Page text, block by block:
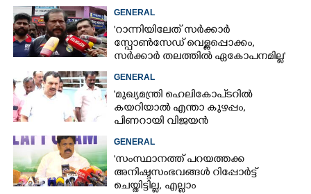
GENERAL
'റാന്നിയിലേത് സർക്കാർ
സ്പോൺസേഡ് വെള്ളപ്പൊക്കം,
സർക്കാർ തലത്തിൽ ഏകോപനമില്ല'
GENERAL
'മുഖ്യമന്ത്രി ഹെലികോപ്ടറിൽ
കയറിയാൽ എന്താ കുഴപ്പം,
പിണറായി വിജയൻ
പരാതിപറഞ്ഞിട്ടില്ല'
GENERAL
'സംസ്ഥാനത്ത് പറയത്തക്ക
അനിഷ്ടസംഭവങ്ങള്‍ റിപ്പോര്‍ട്ട്
ചെയ്തിട്ടില്ല, എല്ലാം